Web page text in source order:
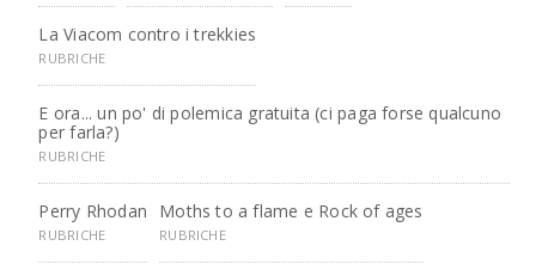
La Viacom contro i trekkies
RUBRICHE
E ora... un po' di polemica gratuita (ci paga forse qualcuno
per farla?)
RUBRICHE
Perry Rhodan
RUBRICHE
Moths to a flame e Rock of ages
RUBRICHE